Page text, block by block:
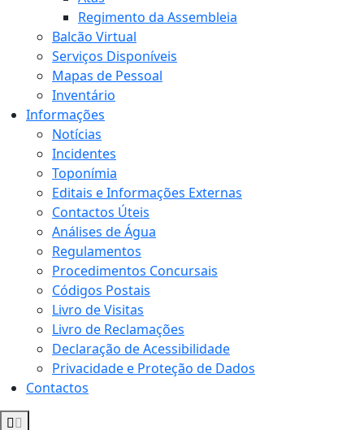
Regimento da Assembleia
Balcão Virtual
Serviços Disponíveis
Mapas de Pessoal
Inventário
Informações
Notícias
Incidentes
Toponímia
Editais e Informações Externas
Contactos Úteis
Análises de Água
Regulamentos
Procedimentos Concursais
Códigos Postais
Livro de Visitas
Livro de Reclamações
Declaração de Acessibilidade
Privacidade e Proteção de Dados
Contactos